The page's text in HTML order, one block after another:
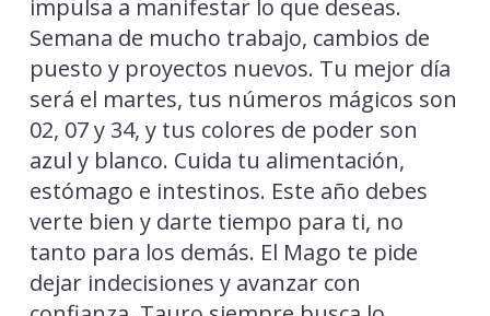
impulsa a manifestar lo que deseas.
Semana de mucho trabajo, cambios de
puesto y proyectos nuevos. Tu mejor día
será el martes, tus números mágicos son
02, 07 y 34, y tus colores de poder son
azul y blanco. Cuida tu alimentación,
estómago e intestinos. Este año debes
verte bien y darte tiempo para ti, no
tanto para los demás. El Mago te pide
dejar indecisiones y avanzar con